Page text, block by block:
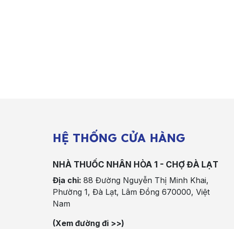
HỆ THỐNG CỬA HÀNG
NHÀ THUỐC NHÂN HÒA 1 - CHỢ ĐÀ LẠT
Địa chỉ: 88 Đường Nguyễn Thị Minh Khai,
Phường 1, Đà Lạt, Lâm Đồng 670000, Việt
Nam
(Xem đường đi >>)